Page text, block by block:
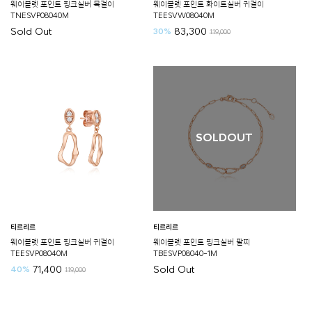
웨이블렛 포인트 핑크실버 목걸이
TNESVP08040M
Sold Out
웨이블렛 포인트 화이트실버 귀걸이
TEESVW08040M
30% 83,300 119,000
티르리르
웨이블렛 포인트 핑크실버 귀걸이
TEESVP08040M
40% 71,400 119,000
SOLDOUT
티르리르
웨이블렛 포인트 핑크실버 팔찌
TBESVP08040-1M
Sold Out